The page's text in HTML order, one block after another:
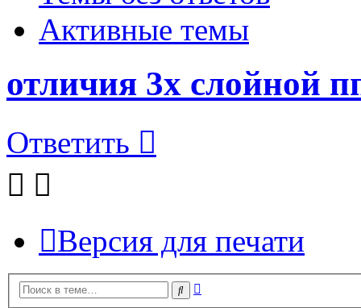
Активные темы
отличия 3х слойной
Ответить
Версия для печати
Поиск